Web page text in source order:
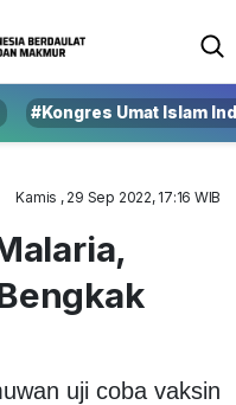
#Kongres Umat Islam
Kamis , 29 Sep 2022, 17:16 WIB
uji coba vaksin